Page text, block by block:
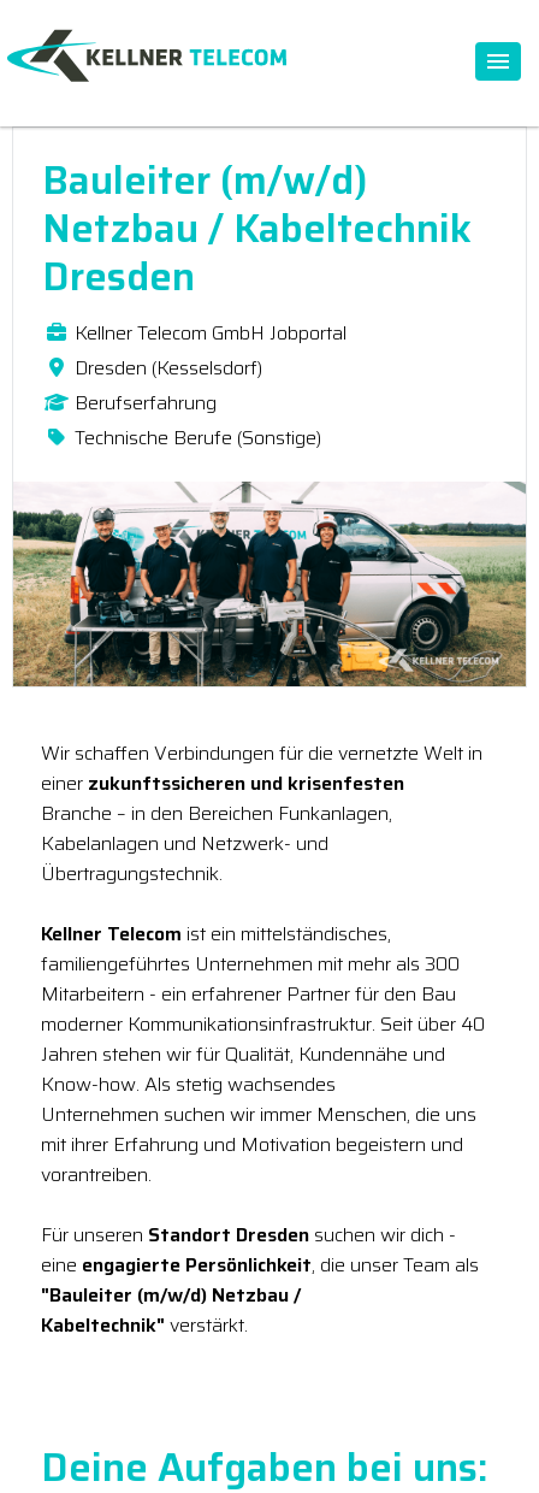
Bauleiter (m/w/d)
Netzbau / Kabeltechnik
Dresden
Kellner Telecom GmbH Jobportal
Dresden (Kesselsdorf)
Berufserfahrung
Technische Berufe (Sonstige)
Wir schaffen Verbindungen für die vernetzte Welt in
einer zukunftssicheren und krisenfesten
Branche – in den Bereichen Funkanlagen,
Kabelanlagen und Netzwerk- und
Übertragungstechnik.
Kellner Telecom ist ein mittelständisches,
familiengeführtes Unternehmen mit mehr als 300
Mitarbeitern - ein erfahrener Partner für den Bau
moderner Kommunikationsinfrastruktur. Seit über 40
Jahren stehen wir für Qualität, Kundennähe und
Know-how. Als stetig wachsendes
Unternehmen suchen wir immer Menschen, die uns
mit ihrer Erfahrung und Motivation begeistern und
vorantreiben.
Für unseren Standort Dresden suchen wir dich -
eine engagierte Persönlichkeit, die unser Team als
"Bauleiter (m/w/d) Netzbau /
Kabeltechnik" verstärkt.
Deine Aufgaben bei uns: